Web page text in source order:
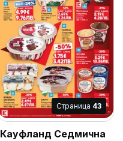
Cтраница 43
Кауфланд Седмична